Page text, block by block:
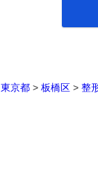
東京都 > 板橋区 > 整